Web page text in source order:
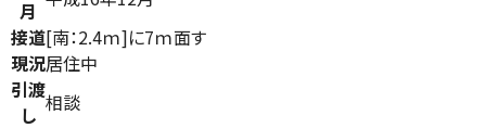
月
接道[南：2.4ｍ]に7ｍ面す
現況居住中
引渡
し 相談